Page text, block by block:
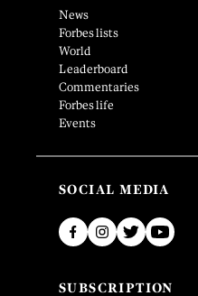
News
Forbes lists
World
Leaderboard
Commentaries
Forbes life
Events
SOCIAL MEDIA
SUBSCRIPTION